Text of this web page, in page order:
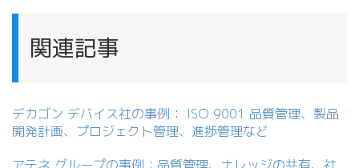
関連記事
デカゴン デバイス社の事例： ISO 9001 品質管理、製品
開発計画、プロジェクト管理、進捗管理など